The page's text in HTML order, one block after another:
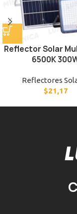
Reflector Solar
6500K
Reflectores
$21,17